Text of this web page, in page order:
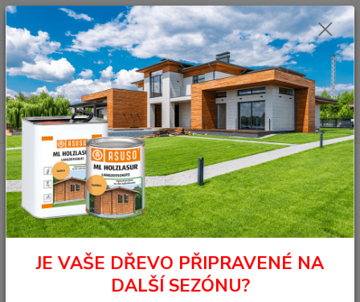
Menu
Hledat
+420 377 441 961 0ks
za 0,00 Kč
Úvod OSMO - přírodní oleje Na dřevo uvnitř
Nábytek, stěna, strop
Dekorační vosk - Transparentní
3102 Dekorační vosk transparentní Buk
pařený 0,375 l
3102 Dekorační vosk
transparentní Buk pařený 0,375 l
JE VAŠE DŘEVO PŘIPRAVENÉ NA
DALŠÍ SEZÓNU?